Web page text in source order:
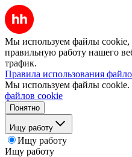
Мы используем файлы cookie,
правильную работу нашего
трафик.
Правила использования
Мы используем файлы cookie.
файлов cookie
Понятно
Ищу работу
Ищу работу
Ищу работу